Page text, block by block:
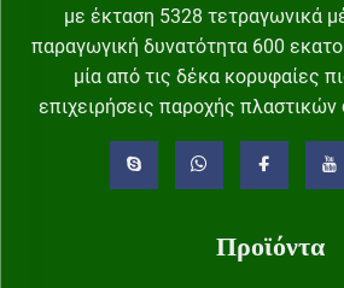
με έκταση 5328 τετραγωνικά
παραγωγική δυνατότητα 600
μία από τις δέκα κορυφαίες
επιχειρήσεις παροχής
Προϊόντα